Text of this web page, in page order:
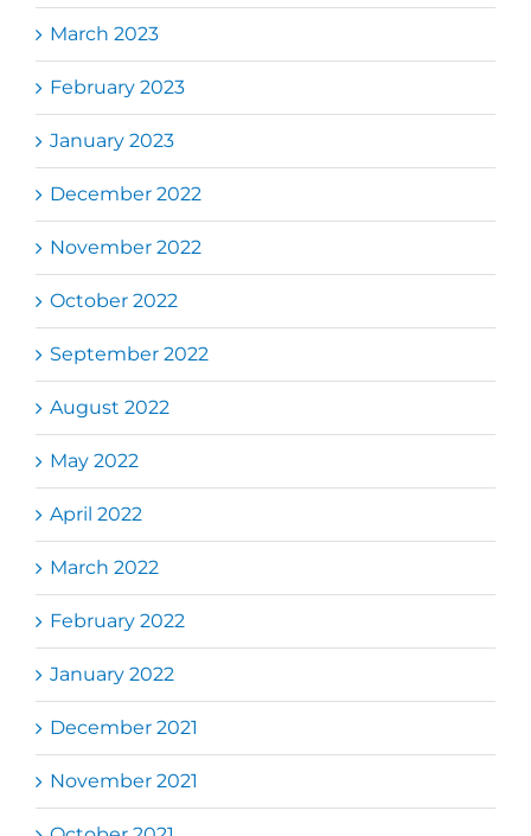
March 2023
February 2023
January 2023
December 2022
November 2022
October 2022
September 2022
August 2022
May 2022
April 2022
March 2022
February 2022
January 2022
December 2021
November 2021